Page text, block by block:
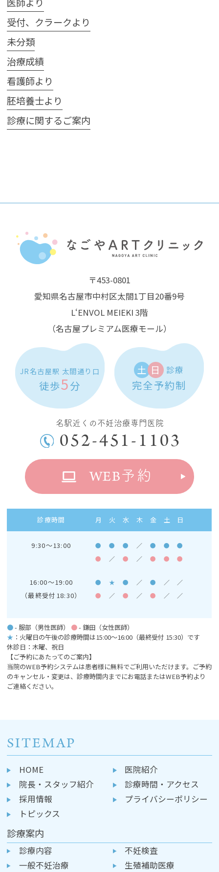
受付、クラークより
未分類
治療成績
看護師より
胚培養士より
診療に関するご案内
〒453-0801
愛知県名古屋市中村区太閤1丁目20番9号
L‘ENVOL MEIEKI 3階
（名古屋プレミアム医療モール）
JR名古屋駅 太閤通り口
徒歩5分
土 日 診療
完全予約制
名駅近くの不妊治療専門医院
052-451-1103
WEB予約
診療時間 月 火 水 木 金 土 日
9:30～13:00 ● ● ● ／ ● ●
●
●
／ ● ／ ● ● ●
16:00～19:00 ● ★ ● ／ ● ／ ／
（最終受付18:30） ● ／ ● ／ ● ／ ／
●- 服部（男性医師） ●- 鎌田（女性医師）
★ ：火曜日の午後の診療時間は15:00～16:00 （最終受付 15:30）です
休診日：木曜、祝日
【ご予約にあたってのご案内】
当院のWEB予約システムは患者様に無料でご利用いただけます。ご予約
のキャンセル・変更は、診療時間内までにお電話またはWEB予約より
ご連絡ください。
SITEMAP
HOME
医院紹介
院長・スタッフ紹介
診療時間・アクセス
採用情報
プライバシーポリシー
トピックス
診療案内
診療内容
不妊検査
一般不妊治療
生殖補助医療